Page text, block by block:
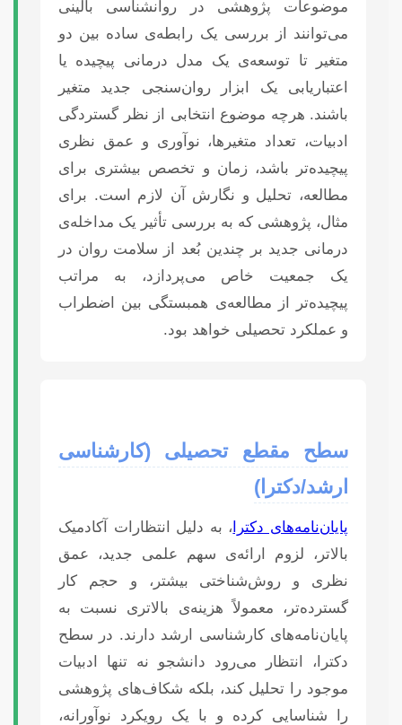
موضوعات پژوهشی در روانشناسی بالینی
می‌توانند از بررسی یک رابطه‌ی ساده بین دو
متغیر تا توسعه‌ی یک مدل درمانی پیچیده یا
اعتباریابی یک ابزار روان‌سنجی جدید متغیر
باشند. هرچه موضوع انتخابی از نظر گستردگی
ادبیات، تعداد متغیرها، نوآوری و عمق نظری
پیچیده‌تر باشد، زمان و تخصص بیشتری برای
مطالعه، تحلیل و نگارش آن لازم است. برای
مثال، پژوهشی که به بررسی تأثیر یک مداخله‌ی
درمانی جدید بر چندین بُعد از سلامت روان در
یک جمعیت خاص می‌پردازد، به مراتب
پیچیده‌تر از مطالعه‌ی همبستگی بین اضطراب
و عملکرد تحصیلی خواهد بود.
سطح مقطع تحصیلی (کارشناسی
ارشد/دکترا)
پایان‌نامه‌های دکترا ، به دلیل انتظارات آکادمیک
بالاتر، لزوم ارائه‌ی سهم علمی جدید، عمق
نظری و روش‌شناختی بیشتر، و حجم کار
گسترده‌تر، معمولاً هزینه‌ی بالاتری نسبت به
پایان‌نامه‌های کارشناسی ارشد دارند. در سطح
دکترا، انتظار می‌رود دانشجو نه تنها ادبیات
موجود را تحلیل کند، بلکه شکاف‌های پژوهشی
را شناسایی کرده و با یک رویکرد نوآورانه،